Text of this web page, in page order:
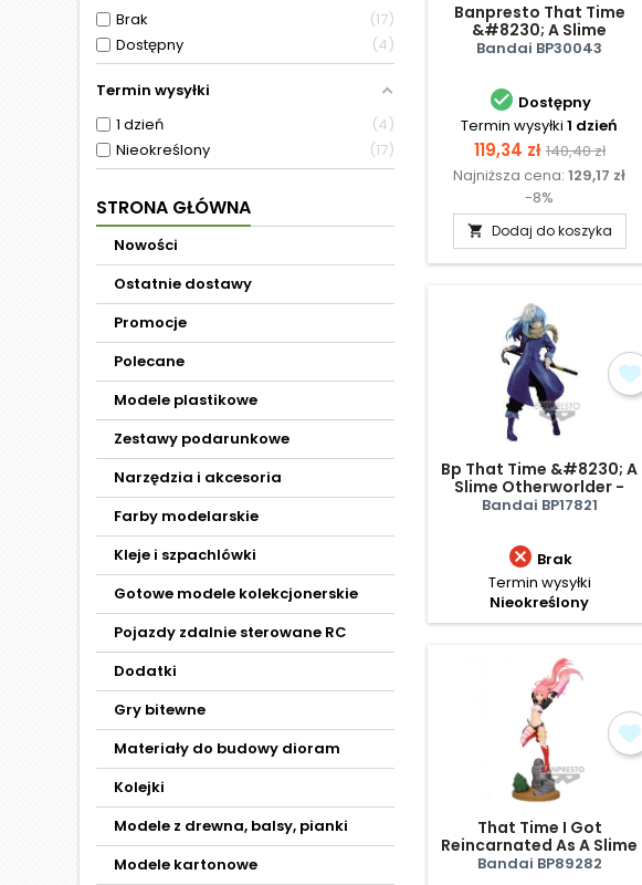
Brak
17
Dostępny
4
Termin wysyłki
1 dzień
4
Nieokreślony
17
STRONA GŁÓWNA
Nowości
Ostatnie dostawy
Promocje
Polecane
Modele plastikowe
Zestawy podarunkowe
Narzędzia i akcesoria
Farby modelarskie
Kleje i szpachlówki
Gotowe modele kolekcjonerskie
Pojazdy zdalnie sterowane RC
Dodatki
Gry bitewne
Materiały do budowy dioram
Kolejki
Modele z drewna, balsy, pianki
Modele kartonowe
Banpresto That Time
&#8230; A Slime
Espresto - Rimuru
Wings Version)
Bandai BP30043
 Dostępny
Termin wysyłki 1 dzień
Cena
119,34 zł Cena
podstawowa
140,40 zł
Najniższa cena:129,17 zł
-8%
 Dodaj do koszyka
Bp That Time &#8230; A
Slime Otherworlder -
Rimuru
Bandai BP17821
 Brak
Termin wysyłki
Nieokreślony
That Time I Got
Reincarnated As A Slime
- Milim Nava (The
Bandai BP89282